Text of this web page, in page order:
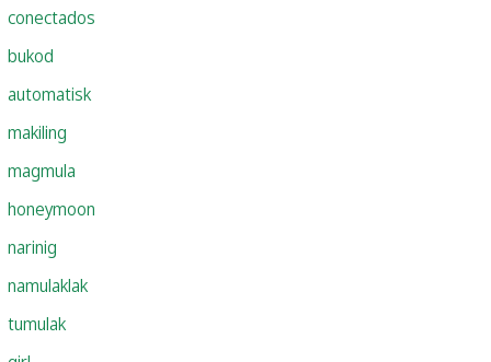
conectados
bukod
automatisk
makiling
magmula
honeymoon
narinig
namulaklak
tumulak